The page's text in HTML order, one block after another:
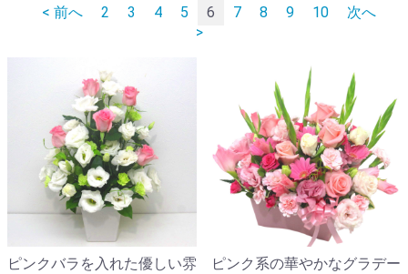
< 前へ
2 3 4 5 6 7 8 9 10
次へ
>
ピンクバラを入れた優しい雰
ピンク系の華やかなグラデー